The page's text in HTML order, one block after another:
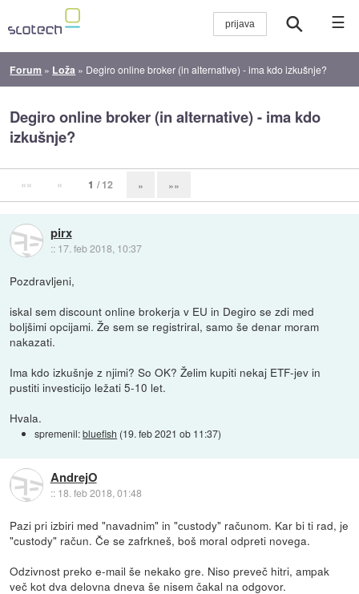
☰
Forum » Loža » Degiro online broker (in alternative) - ima kdo izkušnje?
Degiro online broker (in alternative) - ima kdo
izkušnje?
«« « 1 / 12 » »»
pirx
:: 17. feb 2018, 10:37
Pozdravljeni,
iskal sem discount online brokerja v EU in Degiro se zdi med
boljšimi opcijami. Že sem se registriral, samo še denar moram
nakazati.
Ima kdo izkušnje z njimi? So OK? Želim kupiti nekaj ETF-jev in
pustiti investicijo ležati 5-10 let.
Hvala.
spremenil:bluefish (19. feb 2021 ob 11:37)
AndrejO
:: 18. feb 2018, 01:48
Pazi pri izbiri med "navadnim" in "custody" računom. Kar bi ti rad, je
"custody" račun. Če se zafrkneš, boš moral odpreti novega.
Odzivnost preko e-mail še nekako gre. Niso preveč hitri, ampak
več kot dva delovna dneva še nisem čakal na odgovor.